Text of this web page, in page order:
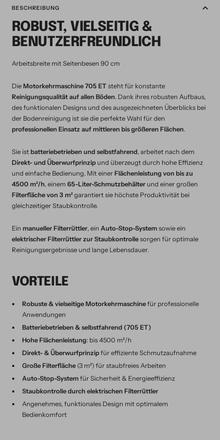
BESCHREIBUNG
ROBUST, VIELSEITIG &
BENUTZERFREUNDLICH
Arbeitsbreite mit Seitenbesen 90 cm
DieMotorkehrmaschine 705 ETsteht für konstante
Reinigungsqualität auf allen Böden. Dank ihres robusten Aufbaus,
des funktionalen Designs und des ausgezeichneten Überblicks bei
der Bodenreinigung ist sie die perfekte Wahl für den
professionellen Einsatz auf mittleren bis größeren Flächen.
Sie ist batteriebetrieben und selbstfahrend, arbeitet nach dem
Direkt- und Überwurfprinzip und überzeugt durch hohe Effizienz
und einfache Bedienung. Mit einerFlächenleistung von bis zu
4500 m²/h, einem 65-Liter-Schmutzbehälter und einer großen
Filterfläche von 3 m²garantiert sie höchste Produktivität bei
gleichzeitiger Staubkontrolle.
Ein manueller Filterrüttler, ein Auto-Stop-Systemsowie ein
elektrischer Filterrüttler zur Staubkontrollesorgen für optimale
Reinigungsergebnisse und lange Lebensdauer.
VORTEILE
Robuste & vielseitige Motorkehrmaschinefür professionelle
Anwendungen
Batteriebetrieben & selbstfahrend (705 ET)
Hohe Flächenleistung: bis 4500 m²/h
Direkt- & Überwurfprinzipfür effiziente Schmutzaufnahme
Große Filterfläche (3 m²) für staubfreies Arbeiten
Auto-Stop-Systemfür Sicherheit & Energieeffizienz
Staubkontrolle durch elektrischen Filterrüttler
Angenehmes, funktionales Design mit optimalem
Bedienkomfort